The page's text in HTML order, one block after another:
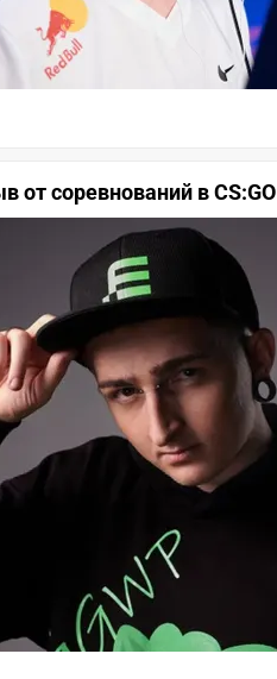
от соревнований в CS:GO